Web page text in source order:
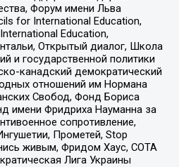
Форум имени Льва
for International Education,
Education,
Открытый диалог, Школа
и государственной политики
канадский демократический
отношений им Нормана
Свобод, Фонд Бориса
имени Фридриха Науманна за
сопротивление,
Прометей, Stop
живым, Фридом Хаус, СОТА
Лига Украины